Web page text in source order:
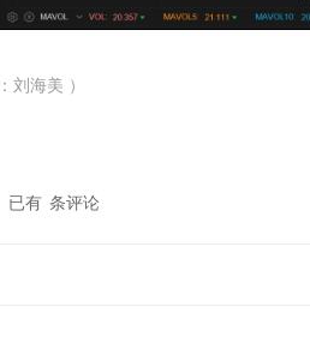
刘海美 ）
已有 条评论